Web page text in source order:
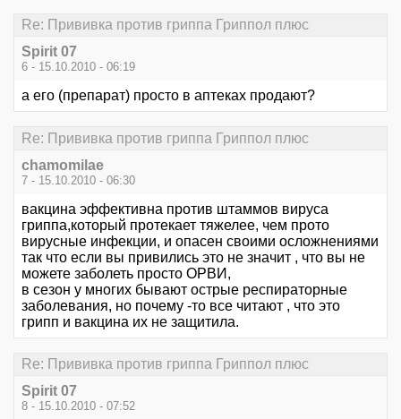
Re: Прививка против гриппа Гриппол плюс
Spirit 07
6 - 15.10.2010 - 06:19
а его (препарат) просто в аптеках продают?
Re: Прививка против гриппа Гриппол плюс
chamomilae
7 - 15.10.2010 - 06:30
вакцина эффективна против штаммов вируса
гриппа,который протекает тяжелее, чем прото
вирусные инфекции, и опасен своими осложнениями
так что если вы привились это не значит , что вы не
можете заболеть просто ОРВИ,
в сезон у многих бывают острые респираторные
заболевания, но почему -то все читают , что это
грипп и вакцина их не защитила.
Re: Прививка против гриппа Гриппол плюс
Spirit 07
8 - 15.10.2010 - 07:52